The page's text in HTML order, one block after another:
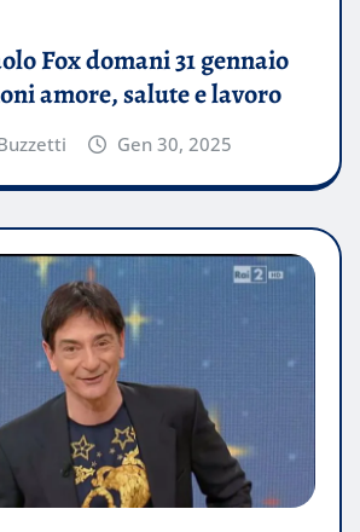
Fox domani 31 gennaio
amore, salute e lavoro
Gen 30, 2025